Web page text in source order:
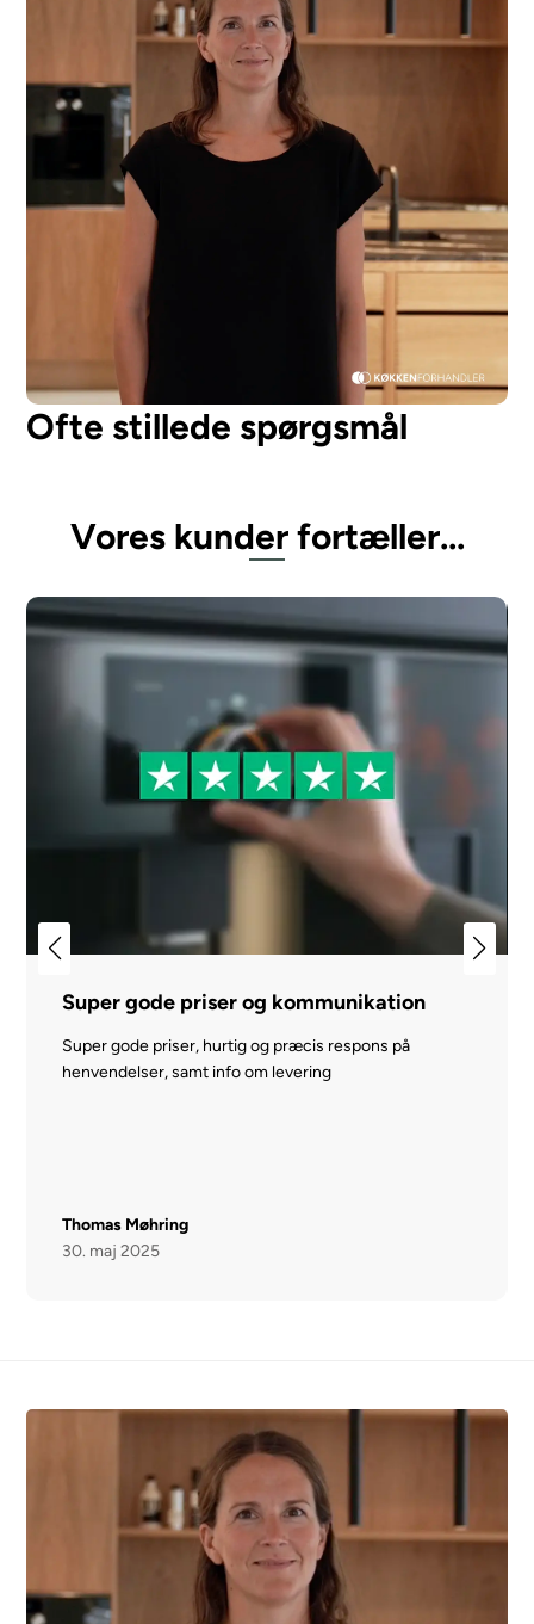
Ofte stillede spørgsmål
Vores kunder fortæller...
Super gode priser og kommunikation
Super gode priser, hurtig og præcis respons på
henvendelser, samt info om levering
Thomas Møhring
30. maj 2025